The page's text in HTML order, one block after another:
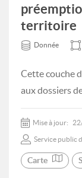
territoire
Donnée
Cette couche
aux dossiers
Mise à jour:
Service public
Carte